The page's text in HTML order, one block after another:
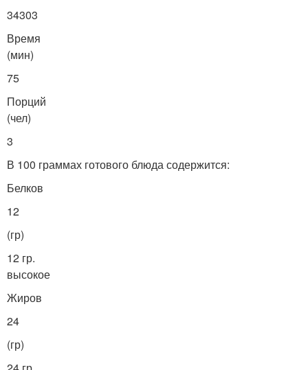
34303
Время
(мин)
75
Порций
(чел)
3
В 100 граммах готового блюда содержится:
Белков
12
(гр)
12 гр.
высокое
Жиров
24
(гр)